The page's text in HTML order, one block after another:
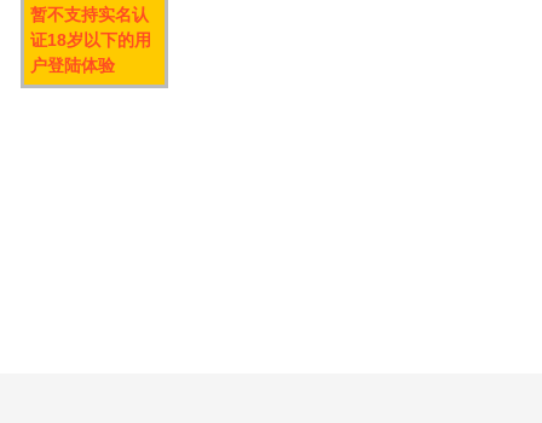
暂不支持实名认
证18岁以下的用
户登陆体验